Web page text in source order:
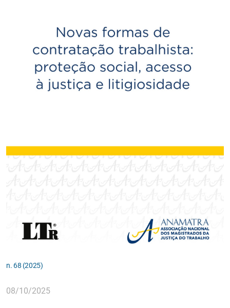
n. 68 (2025)
08/10/2025